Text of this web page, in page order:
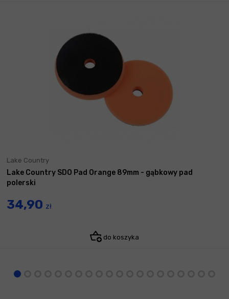
Lake Country
Lake Country SDO Pad Orange 89mm - gąbkowy pad
polerski
34,90 zł
do koszyka